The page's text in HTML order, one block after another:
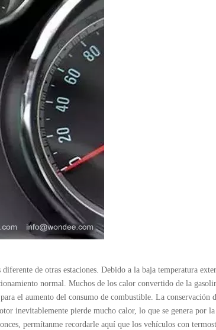
de otras estaciones. Debido a la baja temperatura
normal. Muchos de los calor convertido de la
el aumento del consumo de combustible. La conservación
inevitablemente pierde mucho calor, lo que se genera por la
permítanme recordarle aquí que los vehículos con